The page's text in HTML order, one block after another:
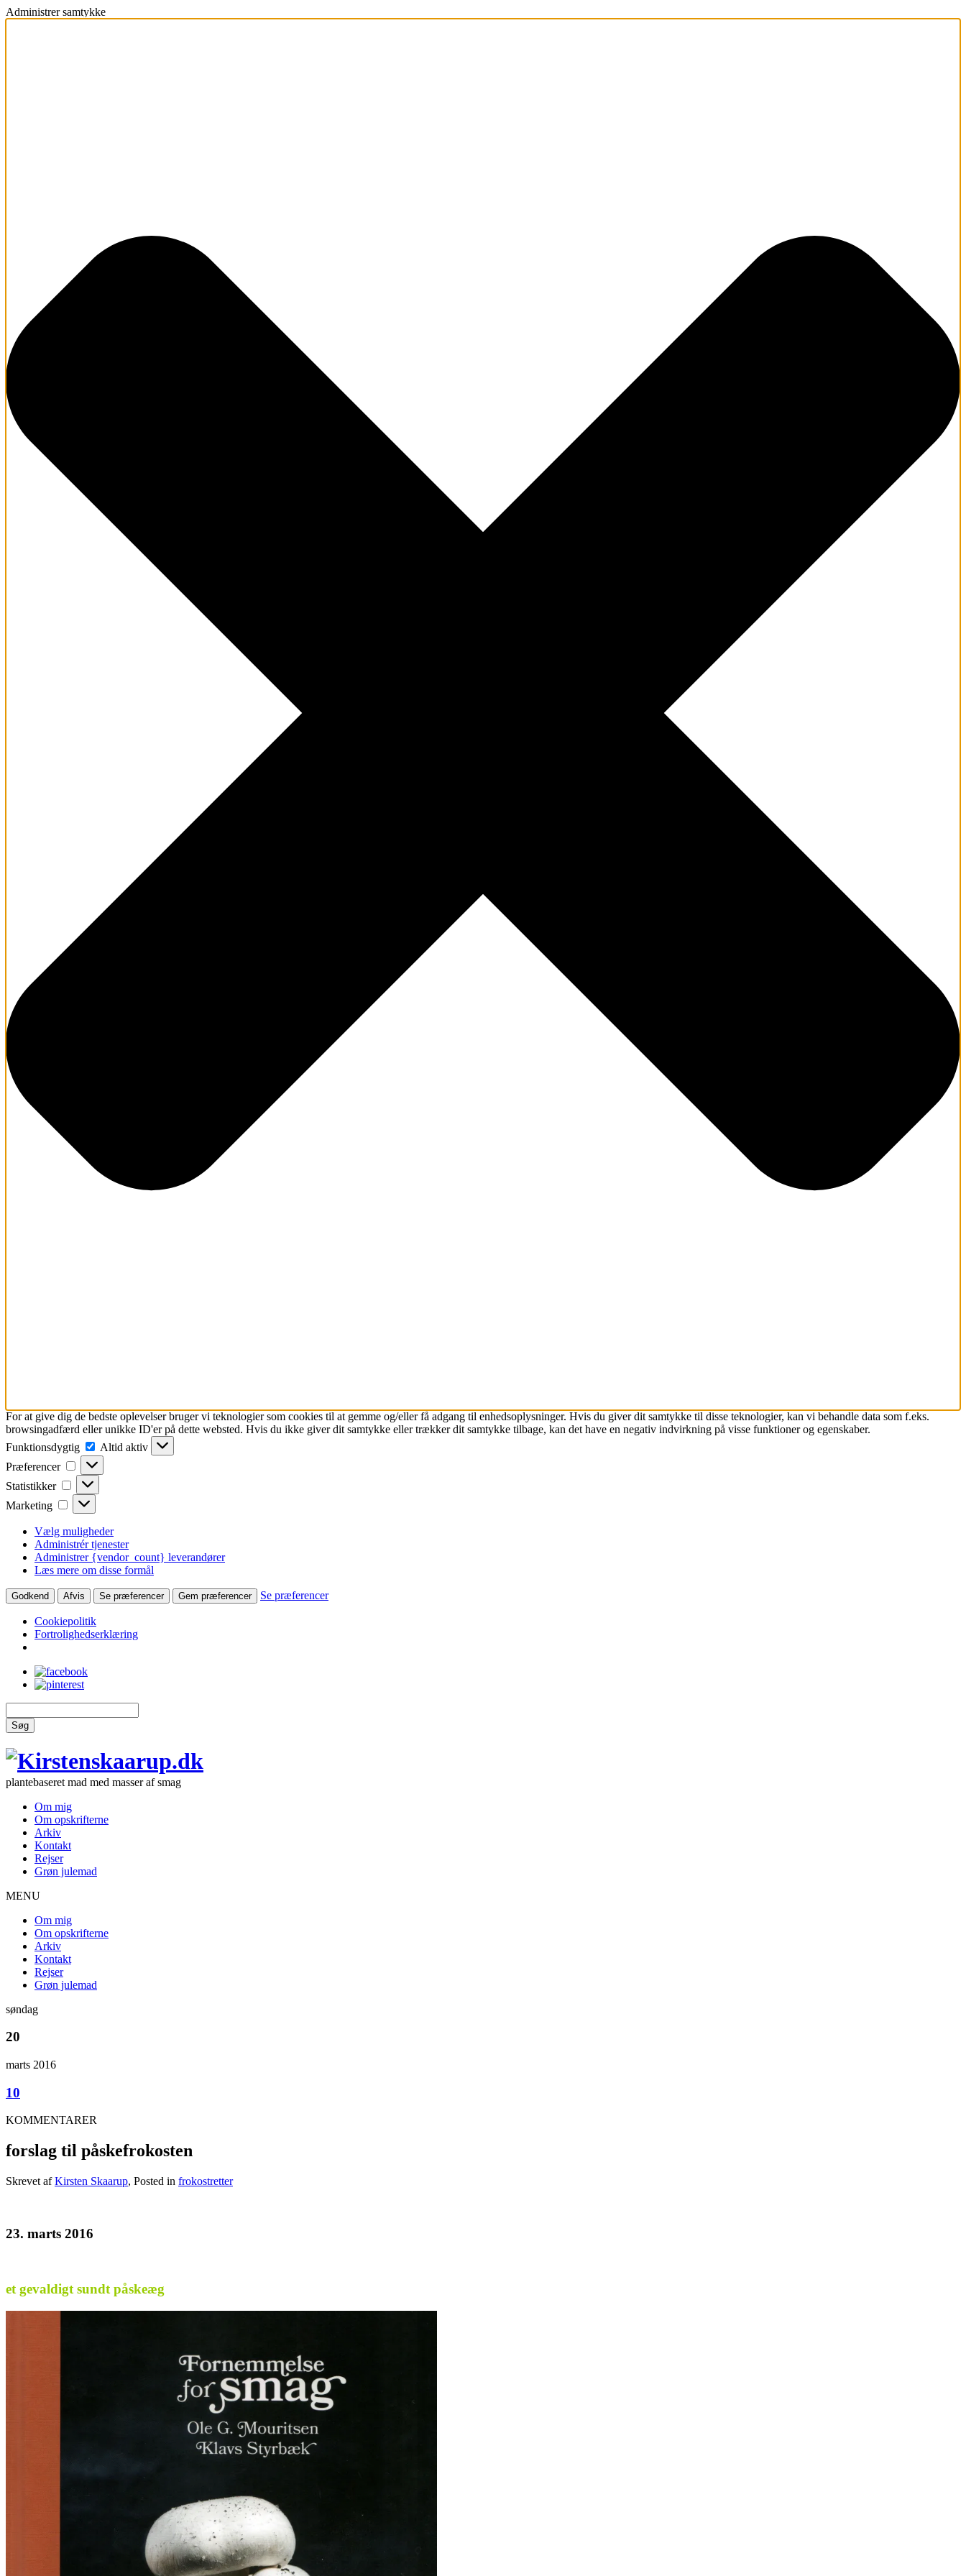
Administrer samtykke
For at give dig de bedste oplevelser bruger vi teknologier som cookies til at gemme og/eller få adgang til enhedsoplysninger. Hvis du giver dit samtykke til disse teknologier, kan vi behandle data som f.eks.
browsingadfærd eller unikke ID'er på dette websted. Hvis du ikke giver dit samtykke eller trækker dit samtykke tilbage, kan det have en negativ indvirkning på visse funktioner og egenskaber.
Funktionsdygtig
Funktionsdygtig
Altid aktiv
Præferencer
Præferencer
Statistikker Statistikker
Marketing Marketing
Vælg muligheder
Administrér tjenester
Administrer {vendor_count} leverandører
Læs mere om disse formål
Godkend Afvis Se præferencer Gem præferencer Se præferencer
Cookiepolitik
Fortrolighedserklæring
Søg
plantebaseret mad med masser af smag
Om mig
Om opskrifterne
Arkiv
Kontakt
Rejser
Grøn julemad
MENU
Om mig
Om opskrifterne
Arkiv
Kontakt
Rejser
Grøn julemad
søndag
20
marts 2016
10
KOMMENTARER
forslag til påskefrokosten
Skrevet afKirsten Skaarup, Posted in frokostretter
23. marts 2016
et gevaldigt sundt påskeæg